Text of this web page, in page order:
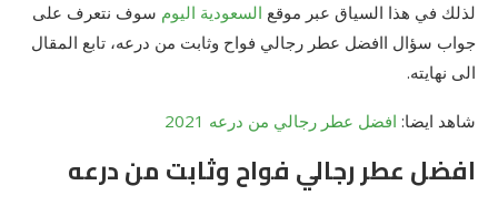
لذلك في هذا السياق عبر موقع السعودية اليوم سوف نتعرف على
جواب سؤال اافضل عطر رجالي فواح وثابت من درعه، تابع المقال
الى نهايته.
شاهد ايضا: افضل عطر رجالي من درعه 2021
افضل عطر رجالي فواح وثابت من درعه